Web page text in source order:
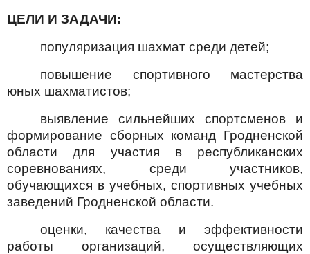
ЦЕЛИ И ЗАДАЧИ:
популяризация шахмат среди детей;
повышение спортивного мастерства
юных шахматистов;
выявление сильнейших спортсменов и
формирование сборных команд Гродненской
области для участия в республиканских
соревнованиях, среди участников,
обучающихся в учебных, спортивных учебных
заведений Гродненской области.
оценки, качества и эффективности
работы организаций, осуществляющих